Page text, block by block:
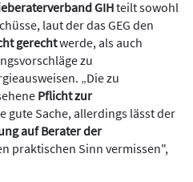
GIHteilt sowohl
laut der das GEG den
gerechtwerde, als auch
zu
„Die zu
Pflicht zur
gute Sache, allerdings lässt der
auf Berater der
praktischen Sinn vermissen",